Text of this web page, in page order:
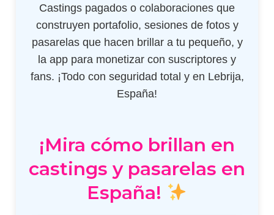
Castings pagados o colaboraciones que
construyen portafolio, sesiones de fotos y
pasarelas que hacen brillar a tu pequeño, y
la app para monetizar con suscriptores y
fans. ¡Todo con seguridad total y en Lebrija,
España!
¡Mira cómo brillan en
castings y pasarelas en
España!